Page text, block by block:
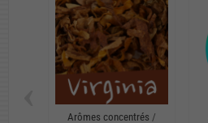
Arômes concentrés /